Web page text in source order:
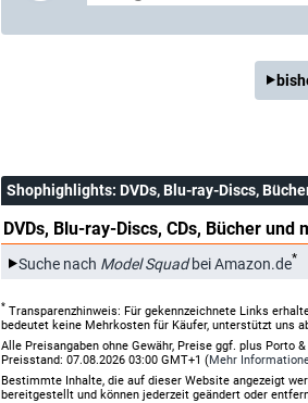
Shophighlights: DVDs, Blu-ray-Discs,
DVDs, Blu-ray-Discs, CDs, Bücher und
Suche nach Model Squadbei Amazon.de*
* Transparenzhinweis: Für gekennzeichnete Links
bedeutet keine Mehrkosten für Käufer, unterstützt uns
Alle Preisangaben ohne Gewähr, Preise ggf. plus Porto
Preisstand: 07.08.2026 03:00 GMT+1 (Mehr
Bestimmte Inhalte, die auf dieser Website angezeigt
bereitgestellt und können jederzeit geändert oder